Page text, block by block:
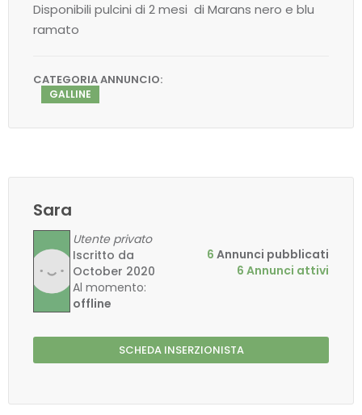
Disponibili pulcini di 2 mesi di Marans nero e blu
ramato
CATEGORIA ANNUNCIO:
GALLINE
Sara
Utente privato
Iscritto da
October 2020
Al momento:
offline
6 Annunci pubblicati
6 Annunci attivi
SCHEDA INSERZIONISTA